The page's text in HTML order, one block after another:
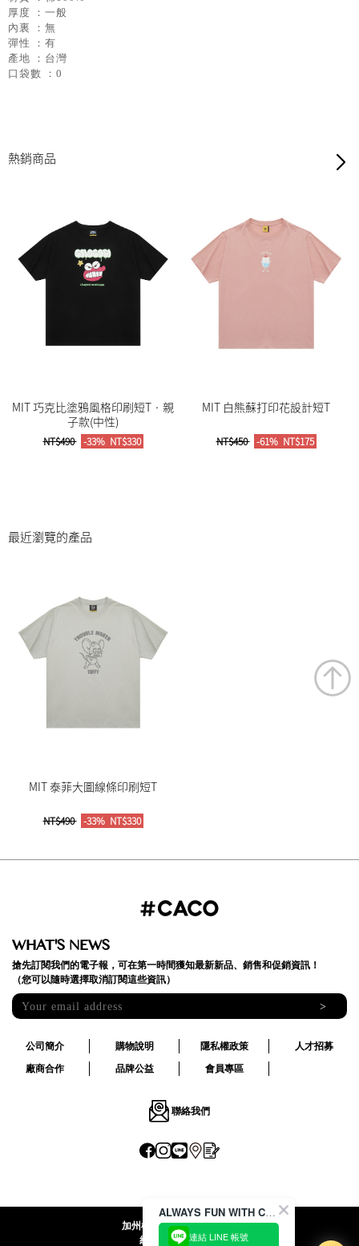
厚度 ：一般
內裏 ：無
彈性 ：有
產地 ：台灣
口袋數 ：0
熱銷商品
MIT 巧克比塗鴉風格印刷短T‧親
子款(中性)
NT$490 -33% NT$330
MIT 白熊蘇打印花設計短T
NT$450 -61% NT$175
最近瀏覽的產品
MIT 泰菲大圖線條印刷短T
NT$490 -33% NT$330
WHAT'S NEWS
搶先訂閱我們的電子報，可在第一時間獲知最新新品、銷售和促銷資訊！
（您可以隨時選擇取消訂閱這些資訊）
>
公司簡介 購物說明 隱私權政策
人才招募
廠商合作
品牌公益 會員專區
聯絡我們
加州椰子國際股份有限公司
統一編號:24492069
ALWAYS FUN WITH CACO !
連結 LINE 帳號